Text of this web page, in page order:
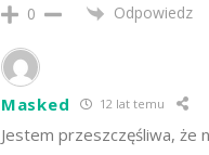
0 Odpowiedz
Masked 12 lat temu
Jestem przeszczęśliwa, że